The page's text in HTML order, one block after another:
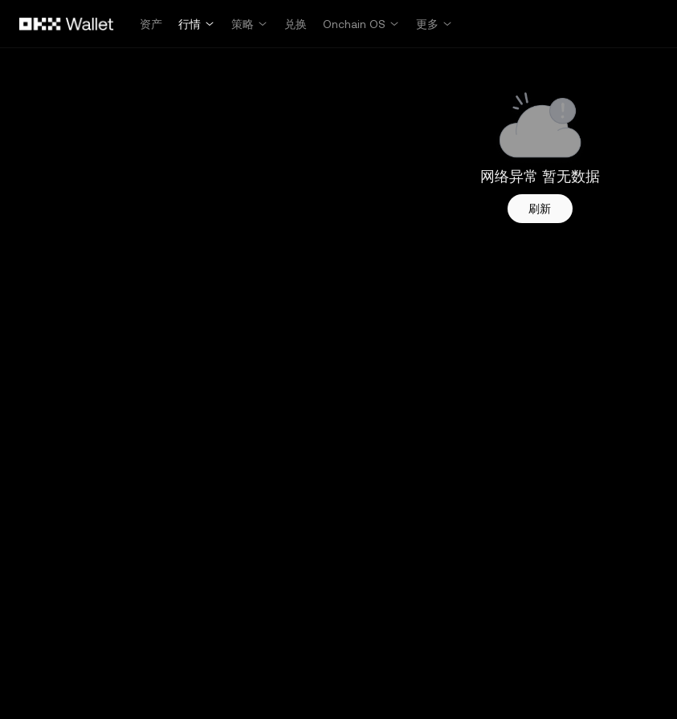
资产
行情 策略 兑换 Onchain OS 更多
网络异常 暂无数据
刷新